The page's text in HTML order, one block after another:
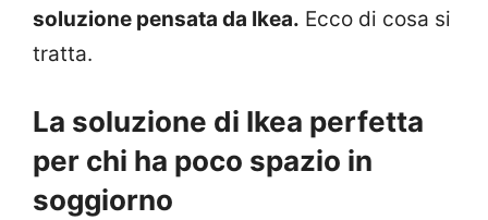
soluzione pensata da Ikea. Ecco di cosa si
tratta.
La soluzione di Ikea perfetta
per chi ha poco spazio in
soggiorno